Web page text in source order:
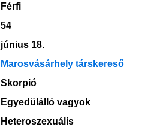
Férfi
54
június 18.
Marosvásárhely társkereső
Skorpió
Egyedülálló vagyok
Heteroszexuális